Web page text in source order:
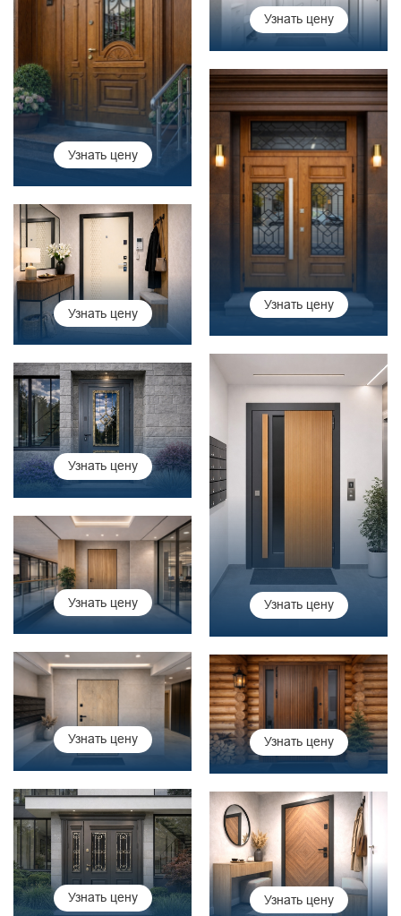
Узнать цену
Узнать цену
Узнать цену
Узнать цену
Узнать цену
Узнать цену
Узнать цену
Узнать цену Узнать цену
Узнать цену Узнать цену